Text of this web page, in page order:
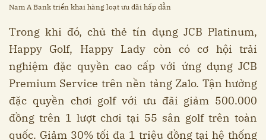
Nam A Bank triển khai hàng loạt ưu đãi hấp dẫn
Trong khi đó, chủ thẻ tín dụng JCB Platinum,
Happy Golf, Happy Lady còn có cơ hội trải
nghiệm đặc quyền cao cấp với ứng dụng JCB
Premium Service trên nền tảng Zalo. Tận hưởng
đặc quyền chơi golf với ưu đãi giảm 500.000
đồng trên 1 lượt chơi tại 55 sân golf trên toàn
quốc. Giảm 30% tối đa 1 triệu đồng tại hệ thống